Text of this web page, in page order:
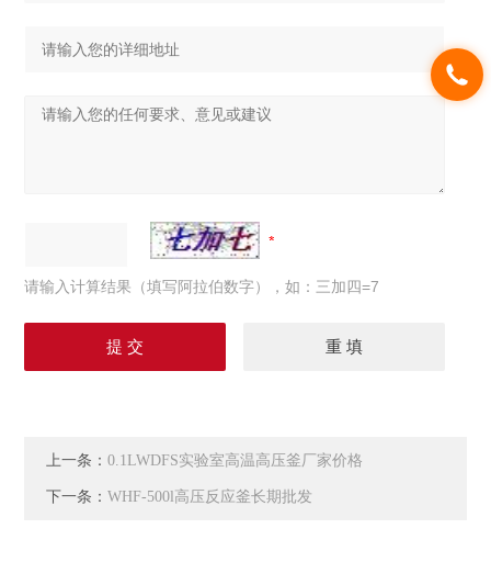
请输入计算结果（填写阿拉伯数字），如：三加四=7
上一条：0.1LWDFS实验室高温高压釜厂家价格
下一条：WHF-500l高压反应釜长期批发